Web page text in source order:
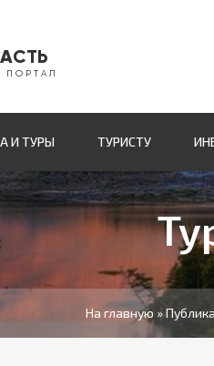
П О Р Т А Л
И ТУРЫ ТУРИСТУ
На главную »